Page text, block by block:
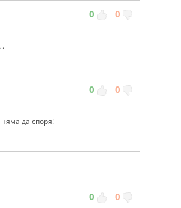
0 0
.
0 0
да споря!
0 0